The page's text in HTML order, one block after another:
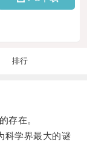
排行
存在。
学界最大的谜